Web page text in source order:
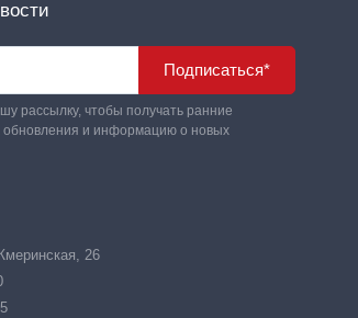
Подписаться*
рассылку, чтобы получать ранние
обновления и информацию о новых
26